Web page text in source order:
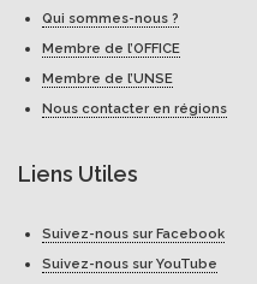
Qui sommes-nous ?
Membre de l’OFFICE
Membre de l’UNSE
Nous contacter en régions
Liens Utiles
Suivez-nous sur Facebook
Suivez-nous sur YouTube